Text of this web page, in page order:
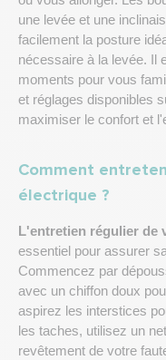
une levée et une
facilement la posture
nécessaire à la levée. Il
moments pour vous
et réglages disponibles
maximiser le confort et
Comment
électrique ?
L'entretien régulier de
essentiel pour assurer
Commencez par
avec un chiffon doux
aspirez les interstices
les taches, utilisez un
revêtement de votre